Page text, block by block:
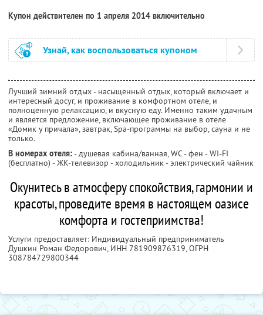
Купон действителен по 1 апреля 2014 включительно
Узнай, как воспользоваться купоном
Лучший зимний отдых - насыщенный отдых, который включает и
интересный досуг, и проживание в комфортном отеле, и
полноценную релаксацию, и вкусную еду. Именно таким удачным
и является предложение, включающее проживание в отеле
«Домик у причала», завтрак, Spa-программы на выбор, сауна и не
только.
В номерах отеля:- душевая кабина/ванная, WC - фен - WI-FI
(бесплатно) - ЖК-телевизор - холодильник - электрический чайник
Окунитесь в атмосферу спокойствия, гармонии и
красоты, проведите время в настоящем оазисе
комфорта и гостеприимства!
Услуги предоставляет: Индивидуальный предприниматель
Душкин Роман Федорович, ИНН 781909876319, ОГРН
308784729800344